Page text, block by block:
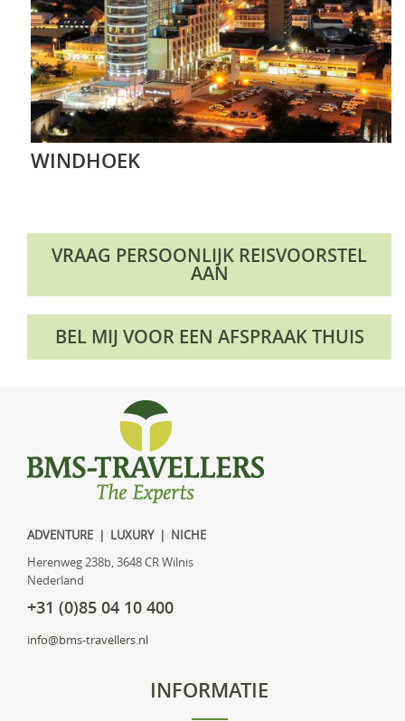
WINDHOEK
VRAAG PERSOONLIJK REISVOORSTEL
AAN
BEL MIJ VOOR EEN AFSPRAAK THUIS
ADVENTURE | LUXURY | NICHE
Herenweg 238b, 3648 CR Wilnis
Nederland
+31 (0)85 04 10 400
info@bms-travellers.nl
INFORMATIE